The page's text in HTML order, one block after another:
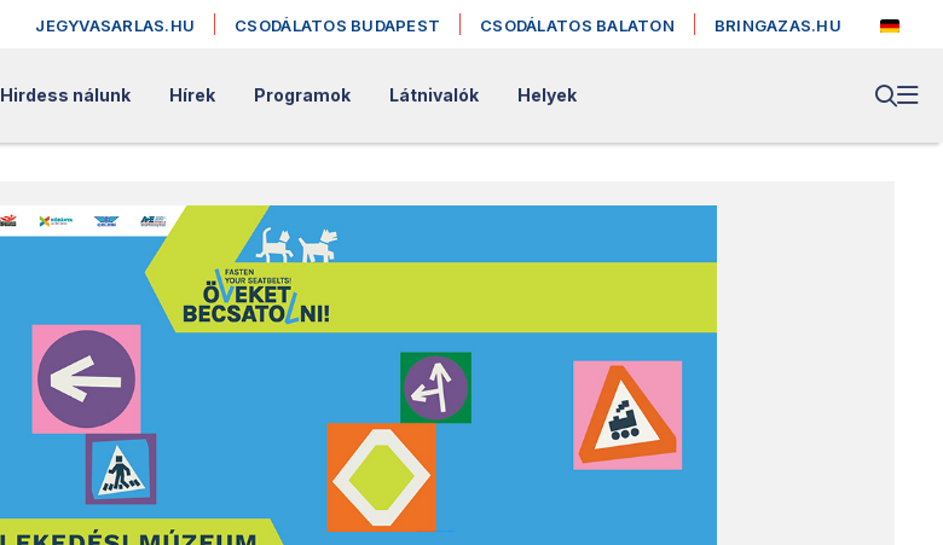
JEGYVASARLAS.HU CSODÁLATOS BUDAPEST CSODÁLATOS BALATON BRINGAZAS.HU
Hirdess nálunk Hírek Programok Látnivalók Helyek